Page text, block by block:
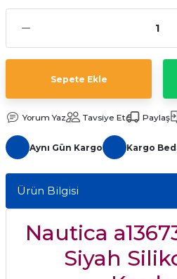
Sepete Ekle
Yorum Yaz Tavsiye Et Paylaş
Aynı Gün Kargo Kargo
Ürün Bilgisi
Nautica
Siyah